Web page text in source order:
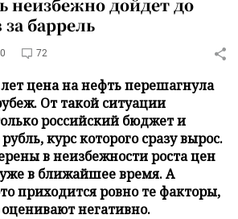
неизбежно дойдет до
баррель
72
цена на нефть перешагнула
От такой ситуации
российский бюджет и
курс которого сразу вырос.
в неизбежности роста цен
в ближайшее время. А
приходится ровно те факторы,
негативно.